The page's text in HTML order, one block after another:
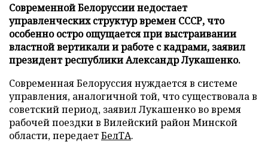
Современной Белоруссии недостает
управленческих структур времен СССР, что
особенно остро ощущается при выстраивании
властной вертикали и работе с кадрами, заявил
президент республики Александр Лукашенко.
Современная Белоруссия нуждается в системе
управления, аналогичной той, что существовала в
советский период, заявил Лукашенко во время
рабочей поездки в Вилейский район Минской
области, передаетБелТА.